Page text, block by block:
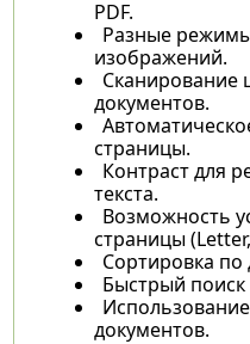
PDF.
Разные
изображений.
Сканирование
документов.
страницы.
Контраст для
текста.
Возможность
страницы
Сортировка по
Быстрый
документов.